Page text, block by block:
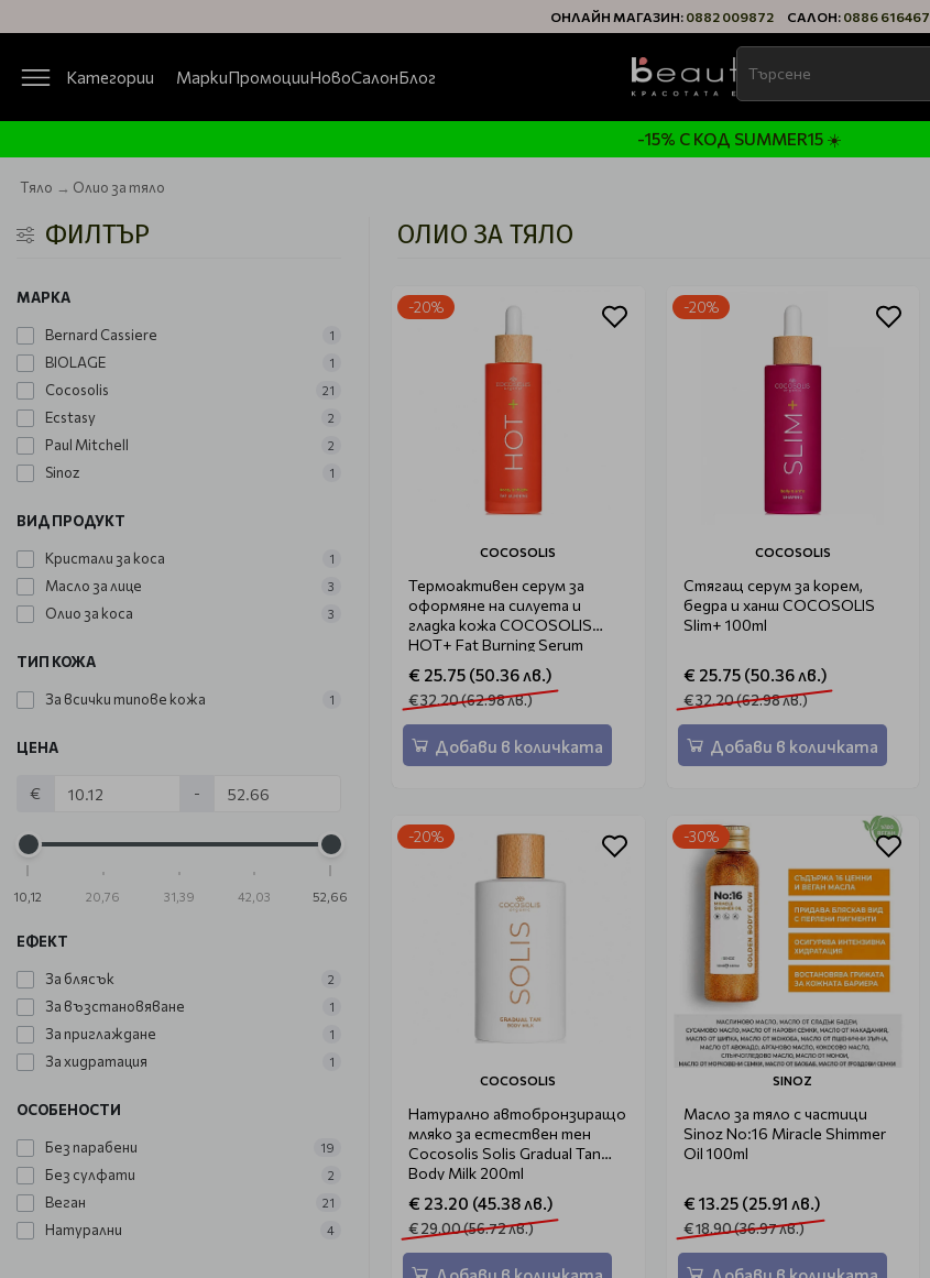
ОНЛАЙН МАГАЗИН: 0882 009872 САЛОН: 0886 616467
Категории МаркиПромоцииНовоСалонБлог
-15% С КОД SUMMER15 ☀️
Тяло Олио за тяло
ФИЛТЪР
МАРКА
Bernard Cassiere 1
BIOLAGE 1
Cocosolis 21
Ecstasy 2
Paul Mitchell 2
Sinoz 1
ВИД ПРОДУКТ
Кристали за коса 1
Масло за лице 3
Олио за коса 3
ТИП КОЖА
За всички типове кожа 1
ЦЕНА
€ -
10,12 20,76 31,39 42,03 52,66
ЕФЕКТ
За блясък 2
За възстановяване 1
За приглаждане 1
За хидратация 1
ОСОБЕНОСТИ
Без парабени 19
Без сулфати 2
Веган 21
Натурални 4
ОЛИО ЗА ТЯЛО
-20%
COCOSOLIS
Термоактивен серум за
оформяне на силуета и
гладка кожа COCOSOLIS
HOT+ Fat Burning Serum
€ 25.75 (50.36 лв.)
€ 32.20 (62.98 лв.)
Добави в количката
-20%
COCOSOLIS
Стягащ серум за корем,
бедра и ханш COCOSOLIS
Slim+ 100ml
€ 25.75 (50.36 лв.)
€ 32.20 (62.98 лв.)
Добави в количката
-20%
COCOSOLIS
Натурално автобронзиращо
мляко за естествен тен
Cocosolis Solis Gradual Tan
Body Milk 200ml
€ 23.20 (45.38 лв.)
€ 29.00 (56.72 лв.)
-30%
SINOZ
Масло за тяло с частици
Sinoz No:16 Miracle Shimmer
Oil 100ml
€ 13.25 (25.91 лв.)
€ 18.90 (36.97 лв.)